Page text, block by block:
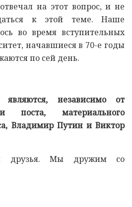
на этот вопрос, и не
к этой теме. Наше
во время вступительных
начавшиеся в 70-е годы
по сей день.
независимо от
поста, материального
Владимир Путин и Виктор
Мы дружим со